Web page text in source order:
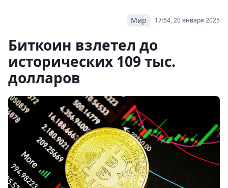
17:54, 20 января 2025
Мир
Биткоин взлетел до
исторических 109 тыс.
долларов